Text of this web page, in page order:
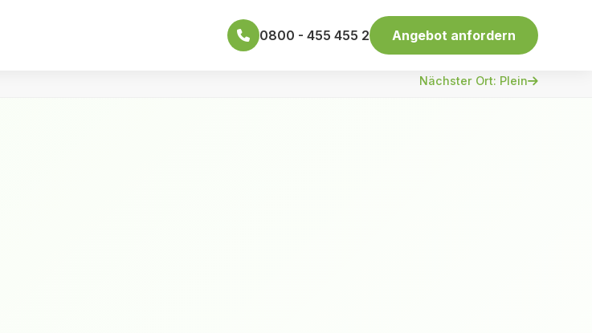
0800 - 455 455 2 Angebot anfordern
Nächster Ort: Plein